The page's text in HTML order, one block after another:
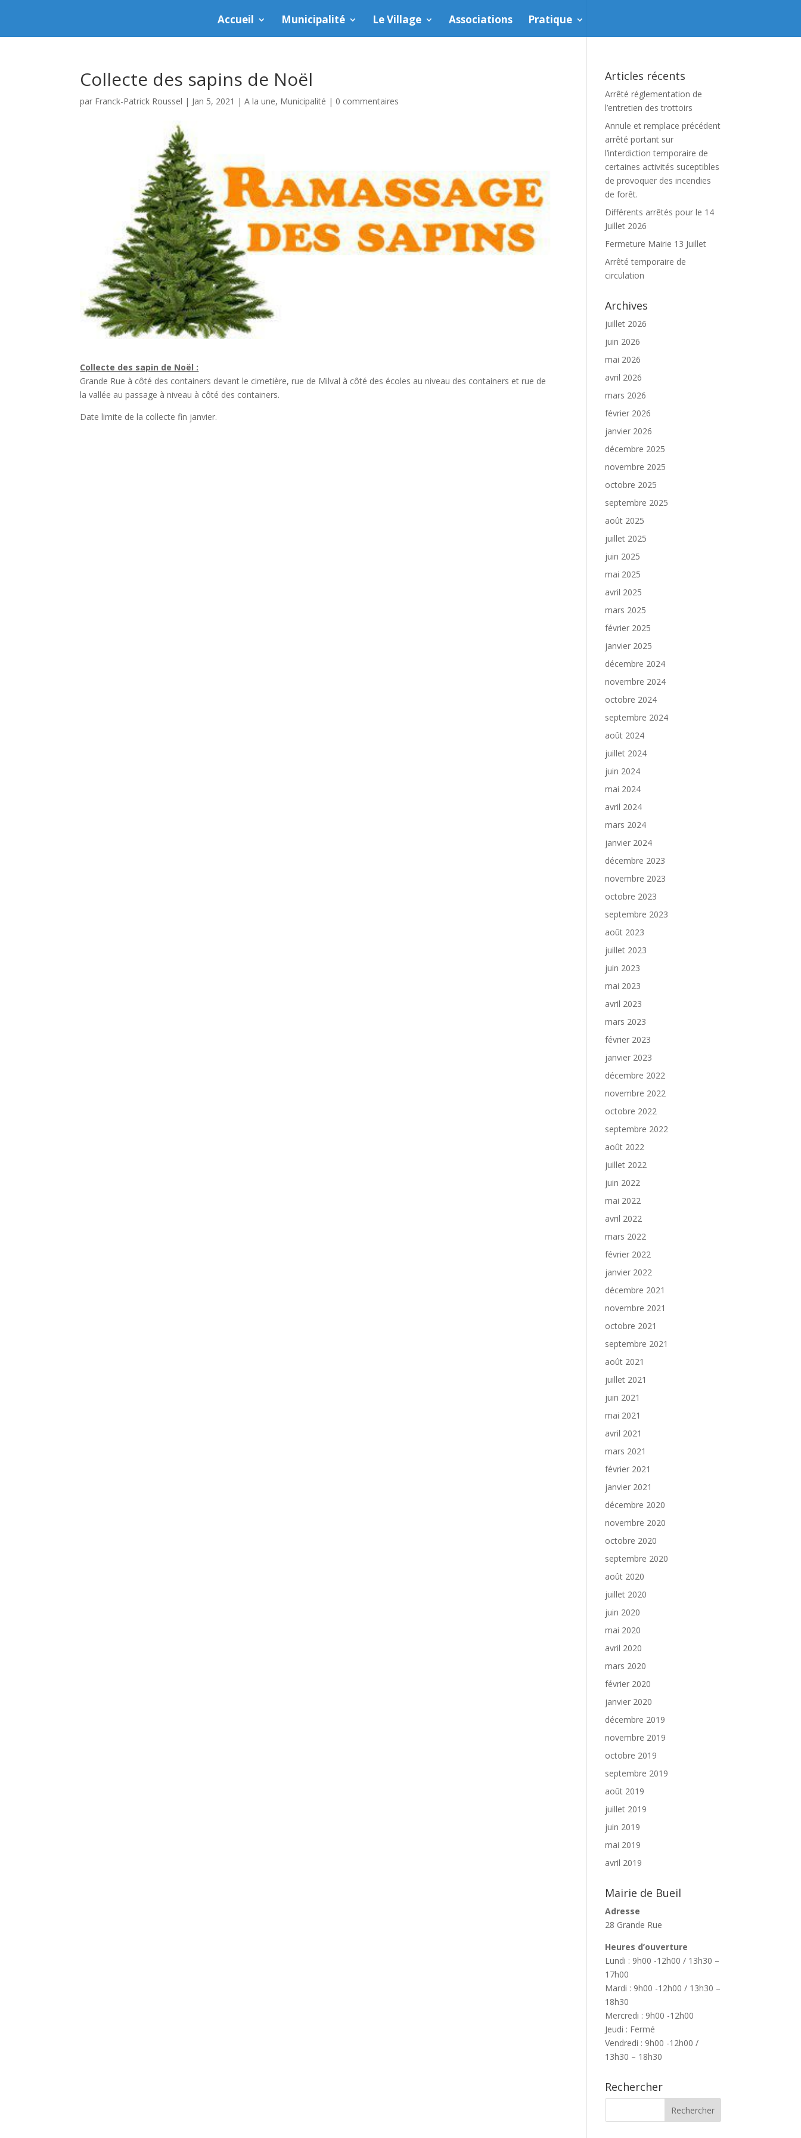
Accueil Municipalité Le Village Associations Pratique
Collecte des sapins de Noël
par Franck-Patrick Roussel | Jan 5, 2021 |A la une, Municipalité | 0 commentaires
Collecte des sapin de Noël :
Grande Rue à côté des containers devant le cimetière, rue de Milval à côté des écoles au niveau des containers et rue de
la vallée au passage à niveau à côté des containers.
Date limite de la collecte fin janvier.
Articles récents
Arrêté réglementation de
l’entretien des trottoirs
Annule et remplace précédent
arrêté portant sur
l’interdiction temporaire de
certaines activités suceptibles
de provoquer des incendies
de forêt.
Différents arrêtés pour le 14
Juillet 2026
Fermeture Mairie 13 Juillet
Arrêté temporaire de
circulation
Archives
juillet 2026
juin 2026
mai 2026
avril 2026
mars 2026
février 2026
janvier 2026
décembre 2025
novembre 2025
octobre 2025
septembre 2025
août 2025
juillet 2025
juin 2025
mai 2025
avril 2025
mars 2025
février 2025
janvier 2025
décembre 2024
novembre 2024
octobre 2024
septembre 2024
août 2024
juillet 2024
juin 2024
mai 2024
avril 2024
mars 2024
janvier 2024
décembre 2023
novembre 2023
octobre 2023
septembre 2023
août 2023
juillet 2023
juin 2023
mai 2023
avril 2023
mars 2023
février 2023
janvier 2023
décembre 2022
novembre 2022
octobre 2022
septembre 2022
août 2022
juillet 2022
juin 2022
mai 2022
avril 2022
mars 2022
février 2022
janvier 2022
décembre 2021
novembre 2021
octobre 2021
septembre 2021
août 2021
juillet 2021
juin 2021
mai 2021
avril 2021
mars 2021
février 2021
janvier 2021
décembre 2020
novembre 2020
octobre 2020
septembre 2020
août 2020
juillet 2020
juin 2020
mai 2020
avril 2020
mars 2020
février 2020
janvier 2020
décembre 2019
novembre 2019
octobre 2019
septembre 2019
août 2019
juillet 2019
juin 2019
mai 2019
avril 2019
Mairie de Bueil
Adresse
28 Grande Rue
Heures d’ouverture
Lundi : 9h00 -12h00 / 13h30 –
17h00
Mardi : 9h00 -12h00 / 13h30 –
18h30
Mercredi : 9h00 -12h00
Jeudi : Fermé
Vendredi : 9h00 -12h00 /
13h30 – 18h30
Rechercher